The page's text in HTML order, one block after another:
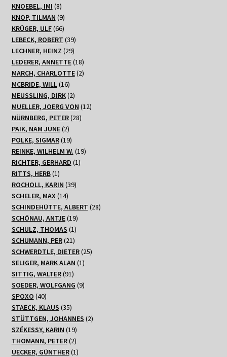
KNOEBEL, IMI 88
Produkte
KNOP, TILMAN 99
Produkte
KRÜGER, ULF 6666
Produkte
LEBECK, ROBERT 3939
Produkte
LECHNER, HEINZ 2929
Produkte
LEDERER, ANNETTE 1818
Produkte
MARCH, CHARLOTTE 22
MCBRIDE, WILL 1616
Produkte
MEUSSLING, DIRK 22
Produkte
MUELLER, JOERG VON 1212
NÜRNBERG, PETER 2828
PAIK, NAM JUNE 22
Produkte
POLKE, SIGMAR 1919
Produkte
REINKE, WILHELM W. 1919
RICHTER, GERHARD 11
RITTS, HERB 11
Produkt
ROCHOLL, KARIN 3939
SCHELER, MAX 1414
Produkte
SCHINDEHÜTTE, ALBERT 2828
SCHÖNAU, ANTJE 1919
Produkte
SCHULZ, THOMAS 11
Produkt
SCHUMANN, PER 2121
Produkte
SCHWERDTLE, DIETER 2525
SELIGER, MARK ALAN 11
SITTIG, WALTER 9191
Produkte
SOEDER, WOLFGANG 99
SPOXO 4040
Produkte
STAECK, KLAUS 3535
Produkte
STÜTTGEN, JOHANNES 22
SZÉKESSY, KARIN 1919
Produkte
THOMANN, PETER 22
Produkte
UECKER, GÜNTHER 11